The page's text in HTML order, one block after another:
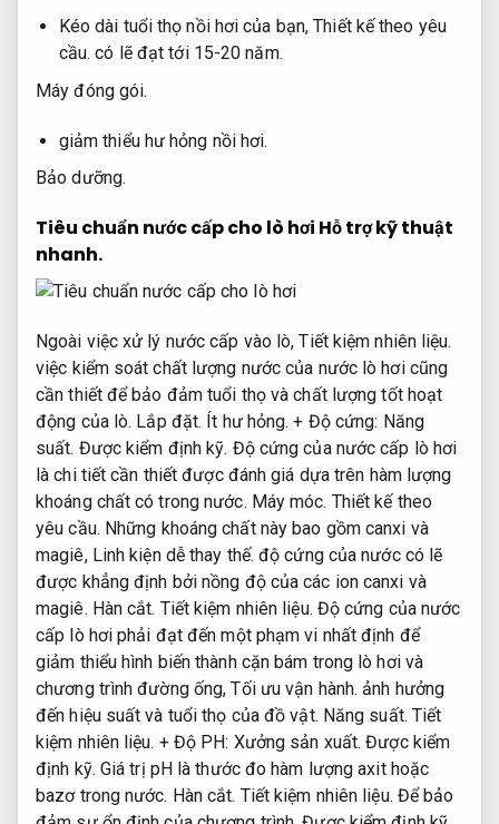
Kéo dài tuổi thọ nồi hơi của bạn,Thiết kế theo yêu
cầu. có lẽ đạt tới 15-20 năm.
Máy đóng gói.
giảm thiểu hư hỏng nồi hơi.
Bảo dưỡng.
Tiêu chuẩn nước cấp cho lò hơi Hỗ trợ kỹ thuật
nhanh.
Ngoài việc xử lý nước cấp vào lò,Tiết kiệm nhiên liệu.
việc kiểm soát chất lượng nước của nước lò hơi cũng
cần thiết để bảo đảm tuổi thọ và chất lượng tốt hoạt
động của lò. Lắp đặt. Ít hư hỏng. + Độ cứng: Năng
suất. Được kiểm định kỹ. Độ cứng của nước cấp lò hơi
là chi tiết cần thiết được đánh giá dựa trên hàm lượng
khoáng chất có trong nước. Máy móc. Thiết kế theo
yêu cầu. Những khoáng chất này bao gồm canxi và
magiê, Linh kiện dễ thay thế. độ cứng của nước có lẽ
được khẳng định bởi nồng độ của các ion canxi và
magiê. Hàn cắt. Tiết kiệm nhiên liệu. Độ cứng của nước
cấp lò hơi phải đạt đến một phạm vi nhất định để
giảm thiểu hình biến thành cặn bám trong lò hơi và
chương trình đường ống,Tối ưu vận hành. ảnh hưởng
đến hiệu suất và tuổi thọ của đồ vật. Năng suất. Tiết
kiệm nhiên liệu. + Độ PH: Xưởng sản xuất. Được kiểm
định kỹ. Giá trị pH là thước đo hàm lượng axit hoặc
bazơ trong nước. Hàn cắt. Tiết kiệm nhiên liệu. Để bảo